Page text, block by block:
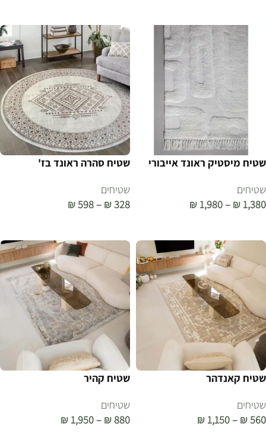
שטיח מיסטיק ראונד אייבורי
שטיחים
₪ 1,380
–
₪ 1,980
שטיח סהרה ראונד בז'
שטיחים
₪328
–
₪598
שטיח קאנדהר
שטיחים
₪560
–
₪ 1,150
שטיח קהיר
שטיחים
₪880
–
₪ 1,950